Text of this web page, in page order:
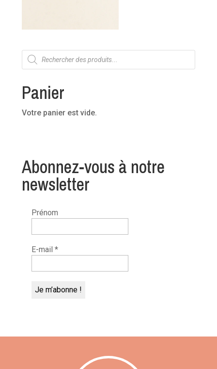
Recherche
de
produits
Panier
Votre panier est vide.
Abonnez-vous à notre
newsletter
Prénom
E-mail *